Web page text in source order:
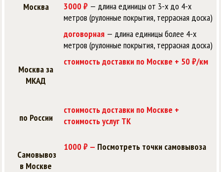
Москва
3000 ₽— длина единицы от 3-х до 4-х
метров (рулонные покрытия, террасная доска)
договорная— длина единицы более 4-х
метров (рулонные покрытия, террасная доска)
Москва за
МКАД
стоимость доставки по Москве + 50 ₽/км
по России
стоимость доставки по Москве +
стоимость услуг ТК
Самовывоз
в Москве
1000 ₽ — Посмотреть точки самовывоза